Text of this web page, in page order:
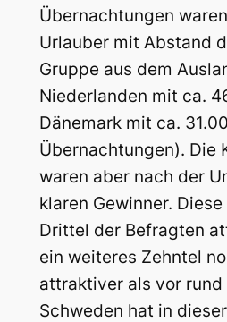
Übernachtungen
Urlauber mit Abstand
Gruppe aus dem
Niederlanden mit ca.
Dänemark mit ca.
Übernachtungen). Die
waren aber nach der
klaren Gewinner.
Drittel der Befragten
ein weiteres Zehntel
attraktiver als vor rund
Schweden hat in